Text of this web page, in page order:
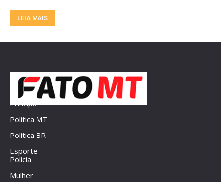
LEIA MAIS
Principal
Política MT
Política BR
Esporte
Polícia
Mulher